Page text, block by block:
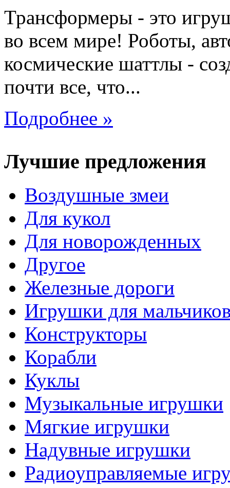
Трансформеры - это
во всем мире! Роботы,
космические шаттлы -
почти все, что...
Подробнее »
Лучшие предложения
Воздушные змеи
Для кукол
Для новорожденных
Другое
Железные дороги
Игрушки для
Конструкторы
Корабли
Куклы
Музыкальные игрушки
Мягкие игрушки
Надувные игрушки
Радиоуправляемые